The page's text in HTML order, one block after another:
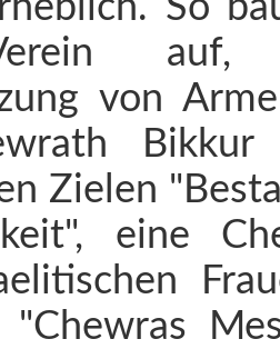
Verein
von
Zielen
eine
"Chewras